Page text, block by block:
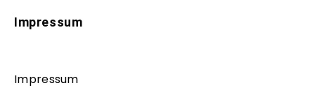
Impressum
Impressum